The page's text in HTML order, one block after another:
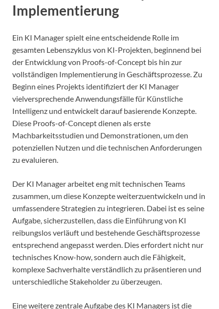
Implementierung
Ein KI Manager spielt eine entscheidende Rolle im
gesamten Lebenszyklus von KI-Projekten, beginnend bei
der Entwicklung von Proofs-of-Concept bis hin zur
vollständigen Implementierung in Geschäftsprozesse. Zu
Beginn eines Projekts identifiziert der KI Manager
vielversprechende Anwendungsfälle für Künstliche
Intelligenz und entwickelt darauf basierende Konzepte.
Diese Proofs-of-Concept dienen als erste
Machbarkeitsstudien und Demonstrationen, um den
potenziellen Nutzen und die technischen Anforderungen
zu evaluieren.
Der KI Manager arbeitet eng mit technischen Teams
zusammen, um diese Konzepte weiterzuentwickeln und in
umfassendere Strategien zu integrieren. Dabei ist es seine
Aufgabe, sicherzustellen, dass die Einführung von KI
reibungslos verläuft und bestehende Geschäftsprozesse
entsprechend angepasst werden. Dies erfordert nicht nur
technisches Know-how, sondern auch die Fähigkeit,
komplexe Sachverhalte verständlich zu präsentieren und
unterschiedliche Stakeholder zu überzeugen.
Eine weitere zentrale Aufgabe des KI Managers ist die